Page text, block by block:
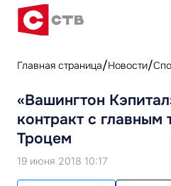
Главная страница Новости
«Вашингтон
контракт с
Троцем
19 июня 2018 10:17